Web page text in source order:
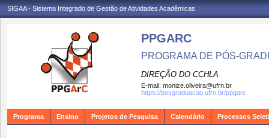
SIGAA - Sistema Integrado de Gestão de Atividades Acadêmicas
PPGARC
PROGRAMA DE PÓS-
DIREÇÃO DO CCHLA
E-mail: monize.oliveira@ufrn.br
https://posgraduacao.ufrn.br/ppgarc
Programa Ensino Projetos de Pesquisa Calendário Processos